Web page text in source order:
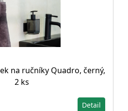
na ručníky Quadro, černý,
2 ks
Detail